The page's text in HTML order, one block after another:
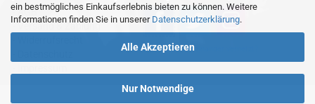
ein bestmögliches Einkaufserlebnis bieten zu können. Weitere
Informationen finden Sie in unserer Datenschutzerklärung.
Alle Akzeptieren
Nur Notwendige
-AGB
-Versand & Zahlung
Sind wir schonmiteinander vernetzt?